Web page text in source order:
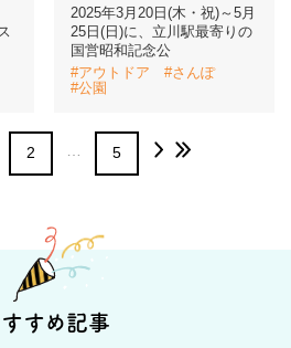
2025年3月20日(木・祝)～5月
25日(日)に、立川駅最寄りの
国営昭和記念公
#アウトドア
#さんぽ
#公園
2 5
すめ記事